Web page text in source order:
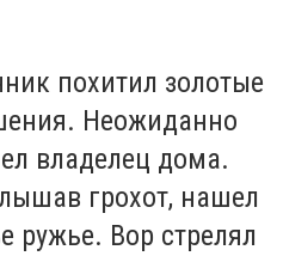
похитил золотые
Неожиданно
владелец дома.
грохот, нашел
ружье. Вор стрелял